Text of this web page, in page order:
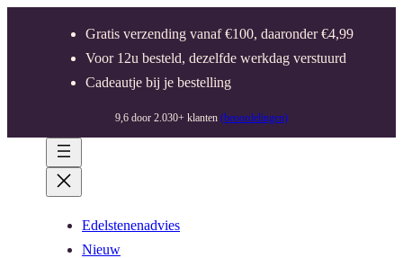
Gratis verzending vanaf €100, daaronder €4,99
Voor 12u besteld, dezelfde werkdag verstuurd
Cadeautje bij je bestelling
9,6 door 2.030+ klanten (beoordelingen)
Edelstenenadvies
Nieuw